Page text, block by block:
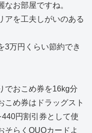
お部屋ですね。
アを工夫しがいのある
3万円くらい節約でき
でおこめ券を16kg分
こめ券はドラッグスト
円割引券として使
そらくQUOカードよ